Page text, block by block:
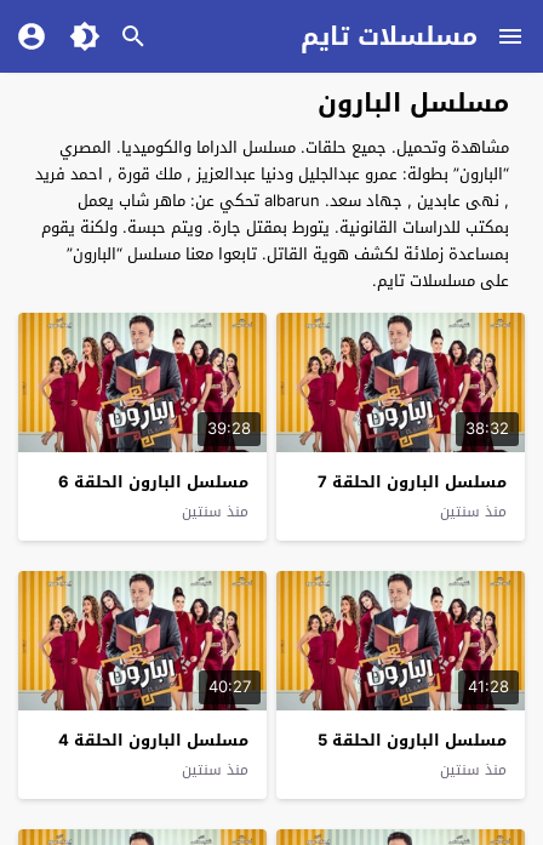
مسلسلات تايم
مسلسل البارون
مشاهدة وتحميل. جميع حلقات. مسلسل الدراما والكوميديا. المصري
“البارون” بطولة: عمرو عبدالجليل ودنيا عبدالعزيز , ملك قورة , احمد فريد
, نهى عابدين , جهاد سعد. albarun تحكي عن: ماهر شاب يعمل
بمكتب للدراسات القانونية. يتورط بمقتل جارة. ويتم حبسة. ولكنة يقوم
بمساعدة زملائة لكشف هوية القاتل. تابعوا معنا مسلسل “البارون”
على مسلسلات تايم.
38:32
مسلسل البارون الحلقة 7
منذ سنتين
39:28
مسلسل البارون الحلقة 6
منذ سنتين
41:28
مسلسل البارون الحلقة 5
منذ سنتين
40:27
مسلسل البارون الحلقة 4
منذ سنتين